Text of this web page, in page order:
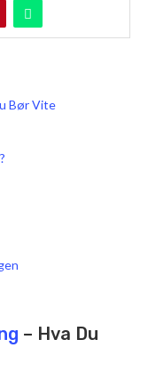
Bør Vite
– Hva Du